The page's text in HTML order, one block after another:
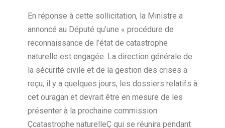
En réponse à cette sollicitation, la Ministre a
annoncé au Député qu’une « procédure de
reconnaissance de l’état de catastrophe
naturelle est engagée. La direction générale de
la sécurité civile et de la gestion des crises a
reçu, il y a quelques jours, les dossiers relatifs à
cet ouragan et devrait être en mesure de les
présenter à la prochaine commission
Çcatastrophe naturelleÇ qui se réunira pendant